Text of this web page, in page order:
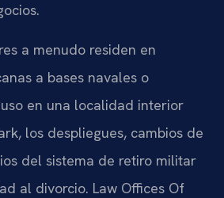
a menudo residen en
a bases navales o
en una localidad interior
los despliegues, cambios de
del sistema de retiro militar
al divorcio. Law Offices Of